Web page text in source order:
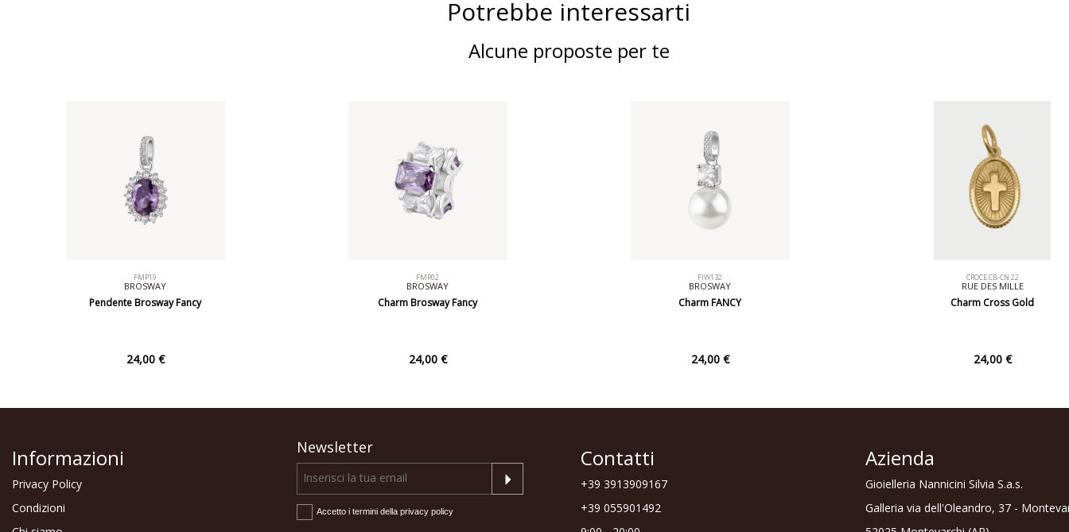
Potrebbe interessarti
Alcune proposte per te
FMP19
BROSWAY
Pendente Brosway Fancy
24,00 €
FMP02
BROSWAY
Charm Brosway Fancy
24,00 €
FIW132
BROSWAY
Charm FANCY
24,00 €
CROCE CB-CN 22
RUE DES MILLE
Charm Cross Gold
24,00 €
Informazioni
Privacy Policy
Condizioni
Newsletter
Accetto i termini della privacy policy
Contatti
+39 3913909167
+39 055901492
Azienda
Gioielleria Nannicini Silvia S.a.s.
Galleria via dell'Oleandro, 37 -